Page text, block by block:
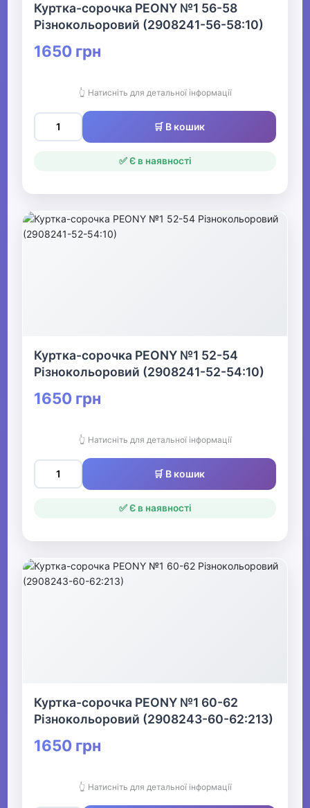
Куртка-сорочка PEONY №1 56-58
Різнокольоровий (2908241-56-58:10)
1650 грн
👆 Натисніть для детальної інформації
🛒 В кошик
✅ Є в наявності
Куртка-сорочка PEONY №1 52-54
Різнокольоровий (2908241-52-54:10)
1650 грн
👆 Натисніть для детальної інформації
🛒 В кошик
✅ Є в наявності
Куртка-сорочка PEONY №1 60-62
Різнокольоровий (2908243-60-62:213)
1650 грн
👆 Натисніть для детальної інформації